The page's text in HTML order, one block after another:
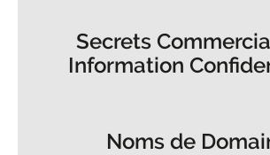
Secrets
Information
Noms de